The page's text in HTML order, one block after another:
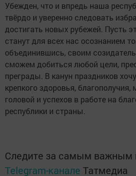
Убежден, что и впредь наша
твёрдо и уверенно следовать
достигать новых рубежей. Пусть
станут для всех нас осознанием
объединившись, своим
сможем добиться любой цели,
преграды. В канун праздников
крепкого здоровья, благополучия,
головой и успехов в работе на
республики и страны.
Следите за самым важным
Telegram-канале Татмедиа